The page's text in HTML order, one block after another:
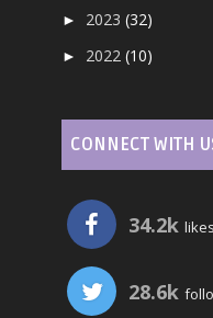
► 2023(32)
► 2022(10)
CONNECT WITH
34.2k likes
28.6k